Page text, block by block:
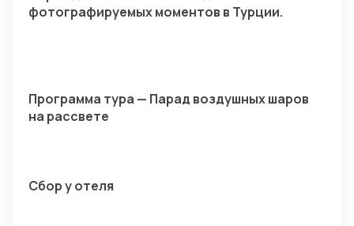
фотографируемых моментов в Турции.
Программа тура — Парад воздушных шаров
на рассвете
Сбор у отеля